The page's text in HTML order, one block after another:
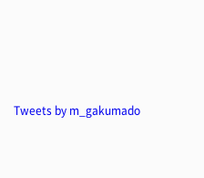
Tweets by m_gakumado